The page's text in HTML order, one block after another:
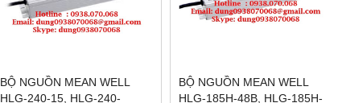
BỘ NGUỒN MEAN WELL
HLG-240-15, HLG-240-
BỘ NGUỒN MEAN WELL
HLG-185H-48B, HLG-185H-